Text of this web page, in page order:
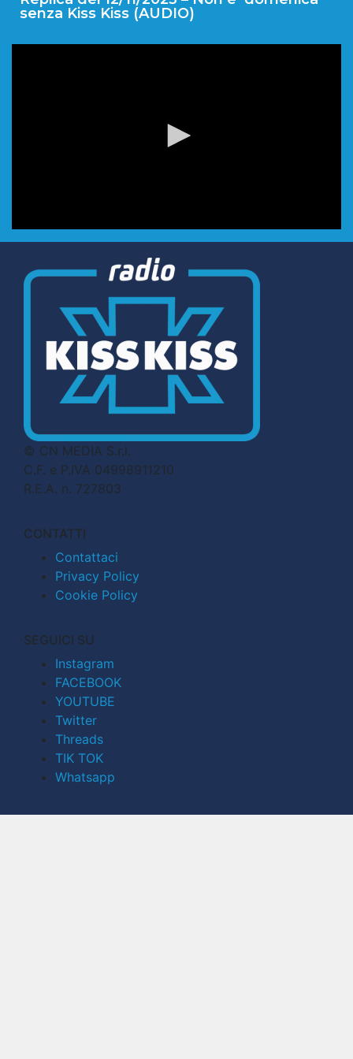
senza Kiss Kiss (AUDIO)
seconds
© CN MEDIA S.r.l.
C.F. e P.IVA 04998911210
R.E.A. n. 727803
CONTATTI
Contattaci
Privacy Policy
Cookie Policy
SEGUICI SU
Instagram
FACEBOOK
YOUTUBE
Twitter
Threads
TIK TOK
Whatsapp